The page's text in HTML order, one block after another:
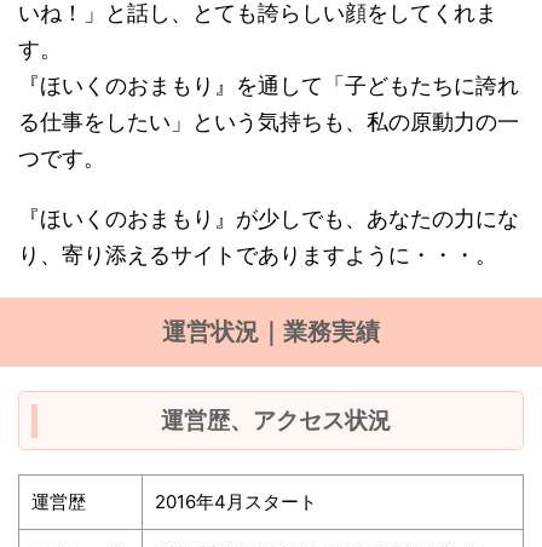
いね！」と話し、とても誇らしい顔をしてくれま
す。
『ほいくのおまもり』を通して「子どもたちに誇れ
る仕事をしたい」という気持ちも、私の原動力の一
つです。
『ほいくのおまもり』が少しでも、あなたの力にな
り、寄り添えるサイトでありますように・・・。
運営状況｜業務実績
運営歴、アクセス状況
運営歴 2016年4月スタート